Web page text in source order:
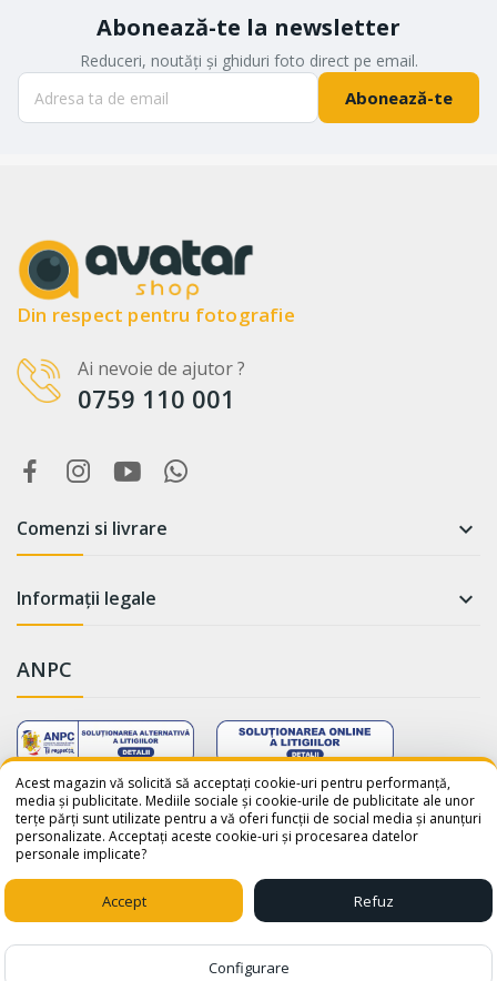
WhatsApp
Salut! Cum te putem ajuta? Scrie-
ne pe WhatsApp!
📞 +40759110001
Abonează-te la newsletter
Reduceri, noutăți și ghiduri foto direct pe email.
Abonează-te
Din respect pentru fotografie
Ai nevoie de ajutor ?
0759 110 001
Comenzi si livrare 
Informații legale 
ANPC
© 2026 - avatar-shop.ro was crafted with ♥ bySico Media
Acest magazin vă solicită să acceptați cookie-uri pentru performanță,
media și publicitate. Mediile sociale și cookie-urile de publicitate ale unor
terțe părți sunt utilizate pentru a vă oferi funcții de social media și anunțuri
personalizate. Acceptați aceste cookie-uri și procesarea datelor
personale implicate?
Accept
Configurare
Refuz